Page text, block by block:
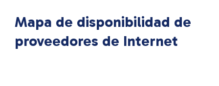
Mapa de disponibilidad de
proveedores de Internet